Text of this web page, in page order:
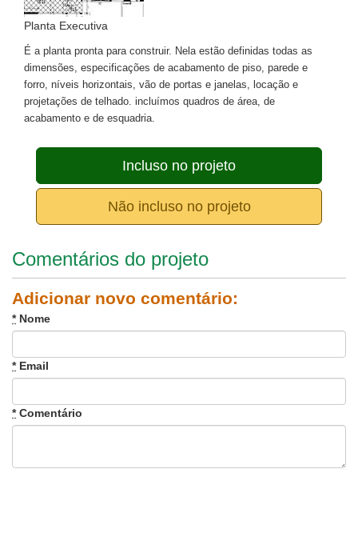
Planta Executiva
É a planta pronta para construir. Nela estão definidas todas as
dimensões, especificações de acabamento de piso, parede e
forro, níveis horizontais, vão de portas e janelas, locação e
projetações de telhado. incluímos quadros de área, de
acabamento e de esquadria.
Incluso no projeto
Não incluso no projeto
Comentários do projeto
Adicionar novo comentário:
*Nome
*Email
*Comentário